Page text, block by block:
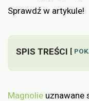
Sprawdź w artykule!
SPIS TREŚCI
Magnolie uznawane